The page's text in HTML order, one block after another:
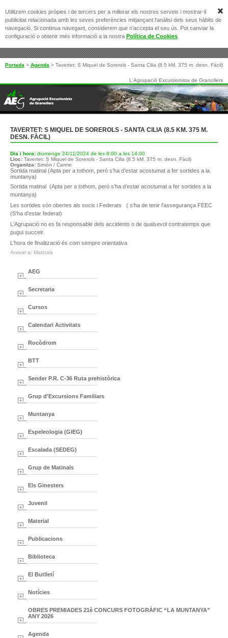
Utilitzem cookies pròpies i de tercers per a millorar els nostres serveis i mostrar-li
publicitat relacionada amb les seves preferències mitjançant l'anàlisi dels seus hàbits de
navegació. Si continua navegant, considerem que n’accepta el seu ús. Pot canviar la
configuració o obtenir més informació a la nostra Política de Cookies
Portada > Agenda > Tavertet: S Miquel de Sorerols - Santa Cilia (8.5 kM. 375 m. desn. Fàcil)
L'Agrupació Excursionista de Granollers
AEG
Secretaria
Cursos
Calendari Activitats
Rocòdrom
BTT
Sender P.R. C-36 Ruta prehistòrica
Grup d'Excursions Familiars
Muntanya
Espeleologia (GIEG)
Escalada (SEDEG)
Grup de Matinals
Els Ginesters
Juvenil
Material
Publicacions
Biblioteca
El Butlletí
Notícies
OBRES PREMIADES 21è CONCURS FOTOGRÀFIC “LA MUNTANYA”
ANY 2026
Agenda
TAVERTET: S MIQUEL DE SOREROLS - SANTA CILIA (8.5 KM. 375 M.
DESN. FÀCIL)
Dia i hora: diumenge 24/11/2024 de les 8:00 a les 14:00
Lloc: Tavertet: S Miquel de Sorerols - Santa Cilia (8.5 kM. 375 m. desn. Fàcil)
Organitza: Simón / Carme
Sortida matinal (Apta per a tothom, però s’ha d’estar acostumat a fer sortides a la
muntanya)
Sortida matinal (Apta per a tothom, però s’ha d’estar acostumat a fer sortides a la
muntanya)
Les sortides són obertes als socis i Federats ( s'ha de tenir l'assegurança FEEC
(S'ha d'estar federat)
L'Agrupació no es fa responsable dels accidents o de qualsevol contratemps que
pugui succeir.
L'hora de finalització és com sempre orientativa
Arxivat a: Matinals